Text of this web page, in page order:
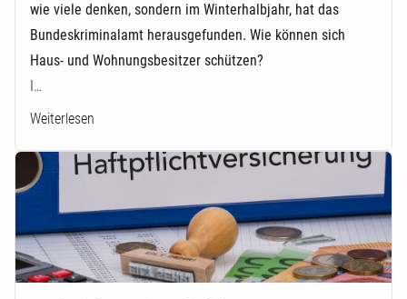
wie viele denken, sondern im Winterhalbjahr, hat das
Bundeskriminalamt herausgefunden. Wie können sich
Haus- und Wohnungsbesitzer schützen?
I…
Weiterlesen